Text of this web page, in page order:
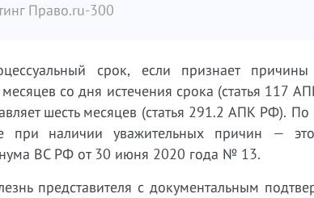
Право.ru-300
срок, если признает причины
со дня истечения срока (статья 117
шесть месяцев (статья 291.2 АПК РФ). По
при наличии уважительных причин —
ВС РФ от 30 июня 2020 года № 13.
представителя с документальным